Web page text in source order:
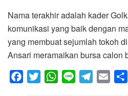
Nama terakhir adalah kader
komunikasi yang baik dengan
yang membuat sejumlah tokoh
Ansari meramaikan bursa calon
W